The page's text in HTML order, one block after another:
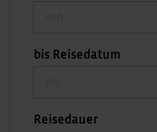
bis Reisedatum
Reisedauer